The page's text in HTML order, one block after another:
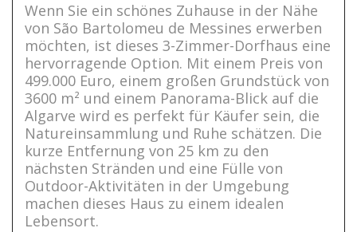
Wenn Sie ein schönes Zuhause in der Nähe
von São Bartolomeu de Messines erwerben
möchten, ist dieses 3-Zimmer-Dorfhaus eine
hervorragende Option. Mit einem Preis von
499.000 Euro, einem großen Grundstück von
3600 m² und einem Panorama-Blick auf die
Algarve wird es perfekt für Käufer sein, die
Natureinsammlung und Ruhe schätzen. Die
kurze Entfernung von 25 km zu den
nächsten Stränden und eine Fülle von
Outdoor-Aktivitäten in der Umgebung
machen dieses Haus zu einem idealen
Lebensort.